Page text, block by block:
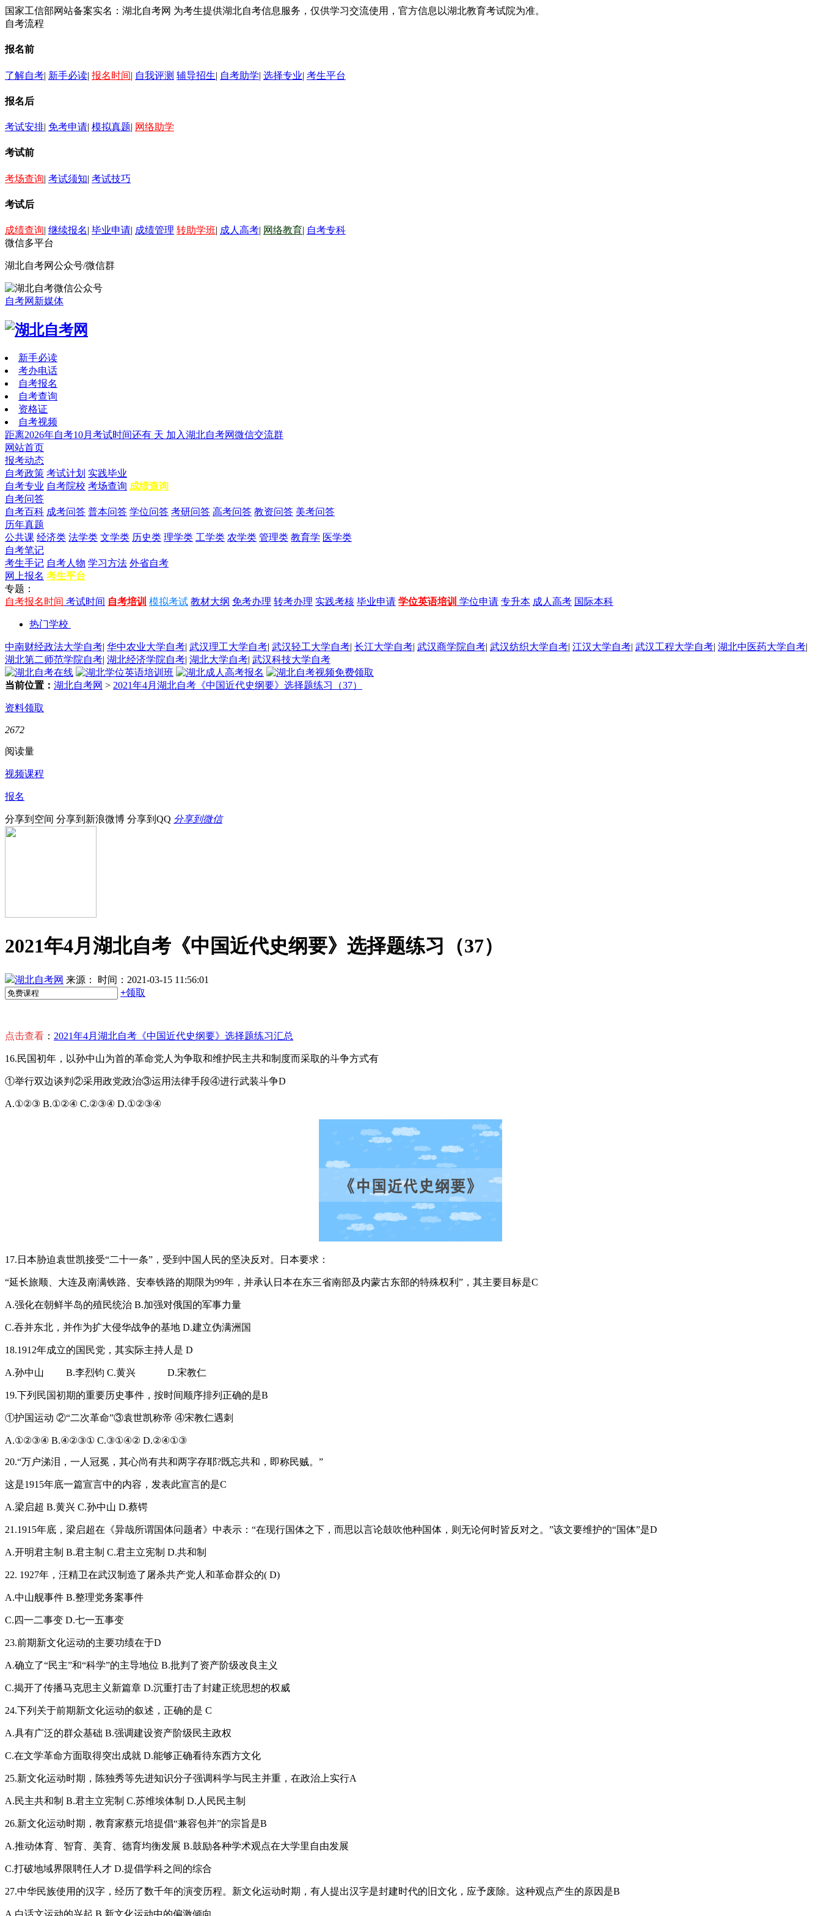
国家工信部网站备案实名：湖北自考网 为考生提供湖北自考信息服务，仅供学习交流使用，官方信息以湖北教育考试院为准。
自考流程
报名前
了解自考| 新手必读| 报名时间| 自我评测 辅导招生| 自考助学| 选择专业| 考生平台
报名后
考试安排| 免考申请| 模拟真题| 网络助学
考试前
考场查询| 考试须知| 考试技巧
考试后
成绩查询| 继续报名| 毕业申请| 成绩管理 转助学班| 成人高考| 网络教育| 自考专科
微信多平台
湖北自考网公众号/微信群
自考网新媒体
新手必读
考办电话
自考报名
自考查询
资格证
自考视频
距离2026年自考10月考试时间还有 天 加入湖北自考网微信交流群
网站首页
报考动态
自考政策 考试计划 实践毕业
自考专业 自考院校 考场查询 成绩查询
自考问答
自考百科 成考问答 普本问答 学位问答 考研问答 高考问答 教资问答 美考问答
历年真题
公共课 经济类 法学类 文学类 历史类 理学类 工学类 农学类 管理类 教育学 医学类
自考笔记
考生手记 自考人物 学习方法 外省自考
网上报名 考生平台
专题：
自考报名时间 考试时间 自考培训 模拟考试 教材大纲 免考办理 转考办理 实践考核 毕业申请 学位英语培训 学位申请 专升本 成人高考 国际本科
热门学校
中南财经政法大学自考| 华中农业大学自考| 武汉理工大学自考| 武汉轻工大学自考| 长江大学自考| 武汉商学院自考| 武汉纺织大学自考| 江汉大学自考| 武汉工程大学自考| 湖北中医药大学自考|
湖北第二师范学院自考| 湖北经济学院自考| 湖北大学自考| 武汉科技大学自考
当前位置： 湖北自考网 > 2021年4月湖北自考《中国近代史纲要》选择题练习（37）
资料领取
2672
阅读量
视频课程
报名
分享到空间 分享到新浪微博 分享到QQ 分享到微信
2021年4月湖北自考《中国近代史纲要》选择题练习（37）
湖北自考网 来源：
时间：2021-03-15 11:56:01
+领取
点击查看 ： 2021年4月湖北自考《中国近代史纲要》选择题练习汇总
16.民国初年，以孙中山为首的革命党人为争取和维护民主共和制度而采取的斗争方式有
①举行双边谈判②采用政党政治③运用法律手段④进行武装斗争D
A.①②③ B.①②④ C.②③④ D.①②③④
17.日本胁迫袁世凯接受“二十一条”，受到中国人民的坚决反对。日本要求：
“延长旅顺、大连及南满铁路、安奉铁路的期限为99年，并承认日本在东三省南部及内蒙古东部的特殊权利”，其主要目标是C
A.强化在朝鲜半岛的殖民统治 B.加强对俄国的军事力量
C.吞并东北，并作为扩大侵华战争的基地 D.建立伪满洲国
18.1912年成立的国民党，其实际主持人是 D
A.孙中山 B.李烈钧 C.黄兴 D.宋教仁
19.下列民国初期的重要历史事件，按时间顺序排列正确的是B
①护国运动 ②“二次革命”③袁世凯称帝 ④宋教仁遇刺
A.①②③④ B.④②③① C.③①④② D.②④①③
20.“万户涕泪，一人冠冕，其心尚有共和两字存耶?既忘共和，即称民贼。”
这是1915年底一篇宣言中的内容，发表此宣言的是C
A.梁启超 B.黄兴 C.孙中山 D.蔡锷
21.1915年底，梁启超在《异哉所谓国体问题者》中表示：“在现行国体之下，而思以言论鼓吹他种国体，则无论何时皆反对之。”该文要维护的“国体”是D
A.开明君主制 B.君主制 C.君主立宪制 D.共和制
22. 1927年，汪精卫在武汉制造了屠杀共产党人和革命群众的( D)
A.中山舰事件 B.整理党务案事件
C.四一二事变 D.七一五事变
23.前期新文化运动的主要功绩在于D
A.确立了“民主”和“科学”的主导地位 B.批判了资产阶级改良主义
C.揭开了传播马克思主义新篇章 D.沉重打击了封建正统思想的权威
24.下列关于前期新文化运动的叙述，正确的是 C
A.具有广泛的群众基础 B.强调建设资产阶级民主政权
C.在文学革命方面取得突出成就 D.能够正确看待东西方文化
25.新文化运动时期，陈独秀等先进知识分子强调科学与民主并重，在政治上实行A
A.民主共和制 B.君主立宪制 C.苏维埃体制 D.人民民主制
26.新文化运动时期，教育家蔡元培提倡“兼容包并”的宗旨是B
A.推动体育、智育、美育、德育均衡发展 B.鼓励各种学术观点在大学里自由发展
C.打破地域界限聘任人才 D.提倡学科之间的综合
27.中华民族使用的汉字，经历了数千年的演变历程。新文化运动时期，有人提出汉字是封建时代的旧文化，应予废除。这种观点产生的原因是B